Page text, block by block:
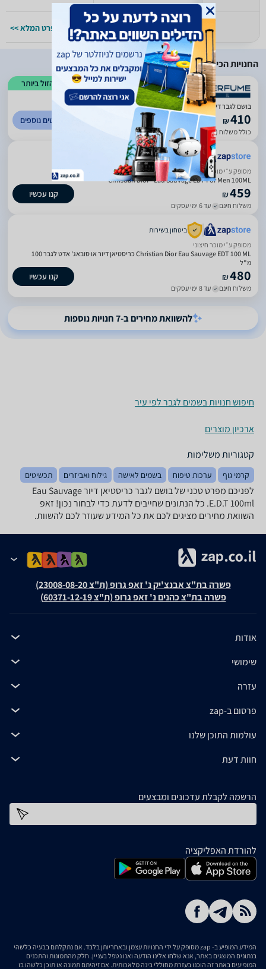
למפרט המלא >> למפרט המלא >>
החנויות הכי זולות
הזול ביותר
3.5
(
130
)
בושם לגבר דיור DIOR EAU SAUVAGE 100 ML E.D.T
₪410
כולל משלוח (10 ₪) עד 5 ימי עסקים
לפרטים נוספים
ביטחון בשירות
מסופק ע״י מוכר חיצוני
Christian Dior - Eau Sauvage EDT For Men 100ML
₪459
משלוח חינם עד 6 ימי עסקים
קנו עכשיו
ביטחון בשירות
מסופק ע״י מוכר חיצוני
Christian Dior Eau Sauvage EDT 100 ML כריסטיאן דיור או סובאג' אדט לגבר 100
מ"ל
₪480
משלוח חינם עד 8 ימי עסקים
קנו עכשיו
להשוואת מחירים ב-7 חנויות נוספות
חיפוש חנויות בשמים לגבר לפי עיר
ארכיון מוצרים
קטגוריות משלימות
קרמי גוף ערכות טיפוח בשמים לאישה גילוח ואביזרים תכשיטים
לפניכם מפרט טכני של בושם לגבר כריסטיאן דיור Eau Sauvage
E.D.T 100ml. כל הנתונים שחייבים לדעת כדי לבחור נכון! זאפ
השוואת מחירים מציגים לכם את כל המידע שעוזר לכם להשוות.
פשרה בת"צ אבנצ'יק נ' זאפ גרופ (ת"צ 23008-08-20)
פשרה בת"צ כהנים נ' זאפ גרופ (ת"צ 60371-12-19)
אודות
שימושי
עזרה
פרסום ב-zap
עולמות התוכן שלנו
חוות דעת
הרשמה לקבלת עדכונים ומבצעים
להורדת האפליקציה
המידע המופיע ב- zap מסופק על ידי החנויות עצמן ובאחריותן בלבד. אם נתקלתם בבעיה כלשהי
בנתונים המוצגים באתר, אנא שלחו אלינו הודעה ואנו נטפל בעניין. חלק מהתמונות והתכנים
המופיעים באתר זה הוכנו בעזרת מחוללי בינה מלאכותית. אם זיהיתם תמונה או תוכן כלשהו בו